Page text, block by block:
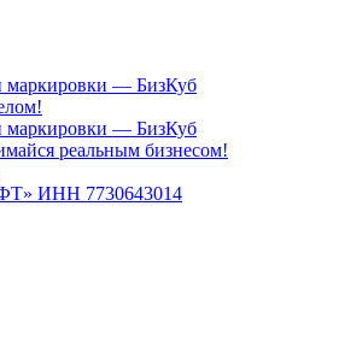
маркировки — БизКуб
маркировки — БизКуб
реальным бизнесом!
ИНН 7730643014